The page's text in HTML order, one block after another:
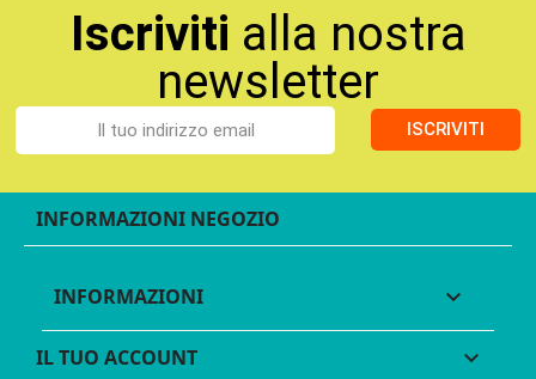
Iscriviti alla nostra
newsletter
ISCRIVITI
INFORMAZIONI NEGOZIO
INFORMAZIONI 
IL TUO ACCOUNT 